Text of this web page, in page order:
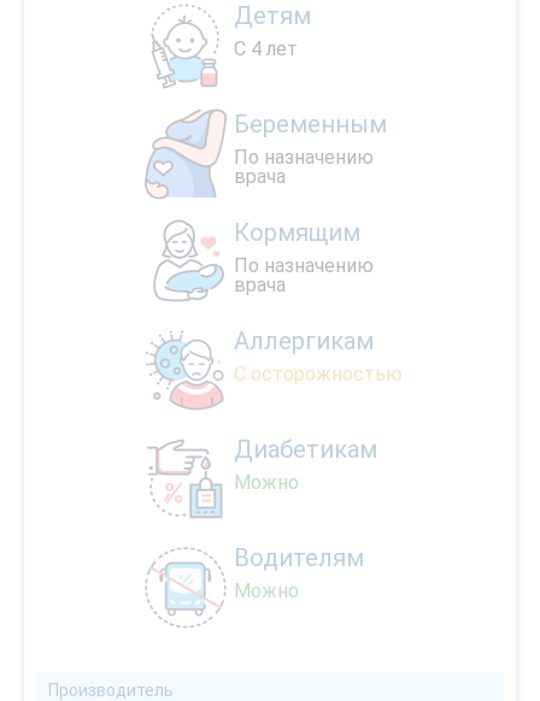
Детям
С 4 лет
Беременным
По назначению
врача
Кормящим
По назначению
врача
Аллергикам
С осторожностью
Диабетикам
Можно
Водителям
Можно
Производитель